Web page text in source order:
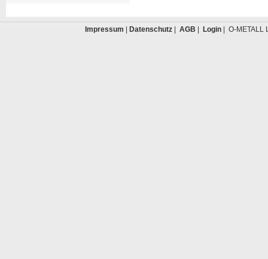
Impressum Datenschutz| AGB Login| O-METALL